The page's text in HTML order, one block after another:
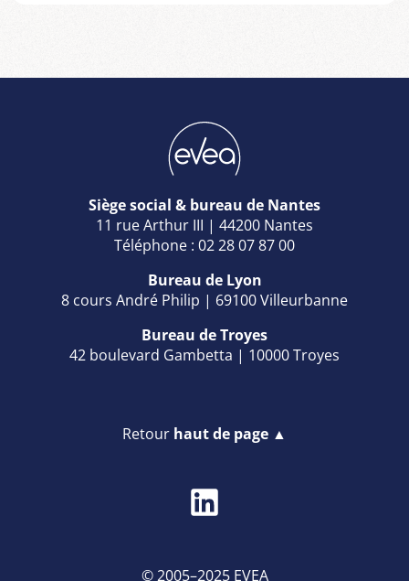
Siège social & bureau de Nantes
11 rue Arthur III | 44200 Nantes
Téléphone : 02 28 07 87 00
Bureau de Lyon
8 cours André Philip | 69100 Villeurbanne
Bureau de Troyes
42 boulevard Gambetta | 10000 Troyes
Retour haut de page ▲
© 2005–2025 EVEA